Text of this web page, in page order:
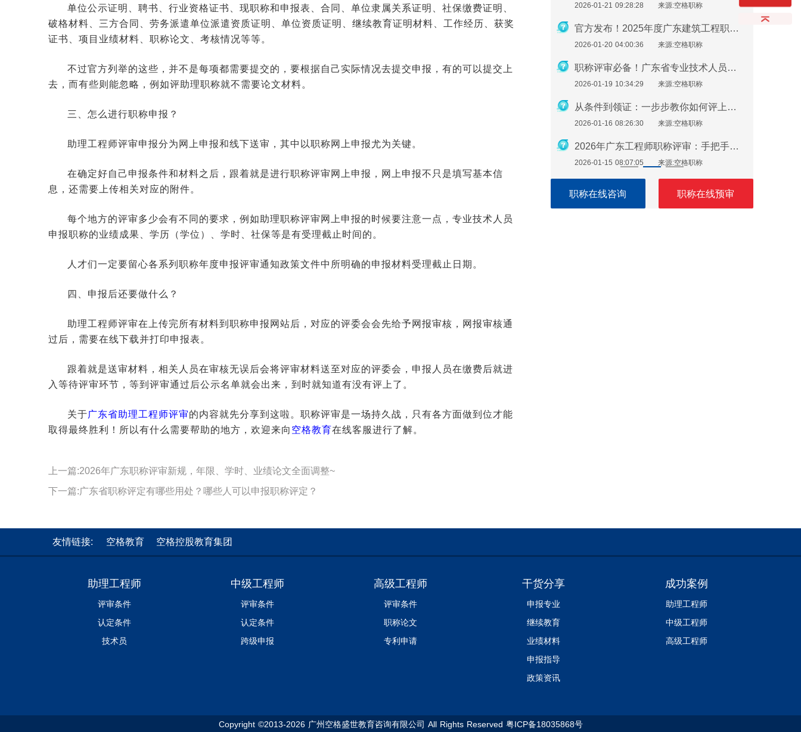
单位公示证明、聘书、行业资格证书、现职称和申报表、合同、单位隶属关系证明、社保缴费证明、
破格材料、三方合同、劳务派遣单位派遣资质证明、单位资质证明、继续教育证明材料、工作经历、获奖
证书、项目业绩材料、职称论文、考核情况等等。
不过官方列举的这些，并不是每项都需要提交的，要根据自己实际情况去提交申报，有的可以提交上
去，而有些则能忽略，例如评助理职称就不需要论文材料。
三、怎么进行职称申报？
助理工程师评审申报分为网上申报和线下送审，其中以职称网上申报尤为关键。
在确定好自己申报条件和材料之后，跟着就是进行职称评审网上申报，网上申报不只是填写基本信
息，还需要上传相关对应的附件。
每个地方的评审多少会有不同的要求，例如助理职称评审网上申报的时候要注意一点，专业技术人员
申报职称的业绩成果、学历（学位）、学时、社保等是有受理截止时间的。
人才们一定要留心各系列职称年度申报评审通知政策文件中所明确的申报材料受理截止日期。
四、申报后还要做什么？
助理工程师评审在上传完所有材料到职称申报网站后，对应的评委会会先给予网报审核，网报审核通
过后，需要在线下载并打印申报表。
跟着就是送审材料，相关人员在审核无误后会将评审材料送至对应的评委会，申报人员在缴费后就进
入等待评审环节，等到评审通过后公示名单就会出来，到时就知道有没有评上了。
关于广东省助理工程师评审的内容就先分享到这啦。职称评审是一场持久战，只有各方面做到位才能
取得最终胜利！所以有什么需要帮助的地方，欢迎来向 空格教育在线客服进行了解。
上一篇:2026年广东职称评审新规，年限、学时、业绩论文全面调整~
下一篇:广东省职称评定有哪些用处？哪些人可以申报职称评定？
2026-06-16 09:34:36 来源:空格职称 2026-01-21 09:28:28 来源:空格职称
官方发布！2025年度广东建筑工程职称评审通知要点全解读
2026-01-20 04:00:36 来源:空格职称
职称评审必备！广东省专业技术人员继续教育学时要求（2026年）
2026-01-19 10:34:29 来源:空格职称
从条件到领证：一步步教你如何评上广东省助理工程师
2026-01-16 08:26:30 来源:空格职称
2026年广东工程师职称评审：手把手教你准备申报材料
2026-01-15 08:07:05 来源:空格职称
2026-01-
职称在线咨询 职称在线预审
友情链接: 空格教育 空格控股教育集团
助理工程师
评审条件
认定条件
技术员
中级工程师
评审条件
认定条件
跨级申报
高级工程师
评审条件
职称论文
专利申请
干货分享
申报专业
继续教育
业绩材料
申报指导
政策资讯
成功案例
助理工程师
中级工程师
高级工程师
Copyright ©2013-2026 广州空格盛世教育咨询有限公司 All Rights Reserved 粤ICP备18035868号